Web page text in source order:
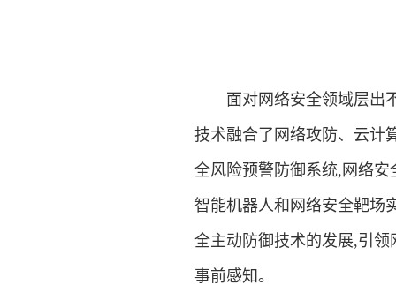
面对网络安全领域层出不
技术融合了网络攻防、云计
全风险预警防御系统,网络
智能机器人和网络安全靶场
全主动防御技术的发展,引
事前感知。